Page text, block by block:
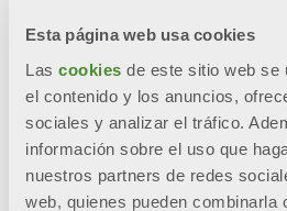
Esta página web usa cookies
Las cookies de este sitio web se
el contenido y los anuncios,
sociales y analizar el tráfico.
información sobre el uso que
nuestros partners de redes
web, quienes pueden combinarla
© FONDITAL S.p.A. Società